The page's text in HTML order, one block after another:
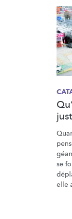
se
elle